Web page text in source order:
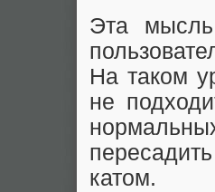
Эта
На таком
не
катом.